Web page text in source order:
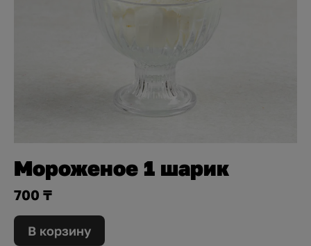
Мороженое 1 шарик
700 ₸
В корзину